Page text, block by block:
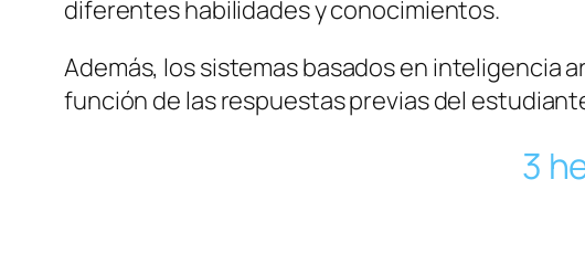
diferentes habilidades y conocimientos.
Además, los sistemas basados en
función de las respuestas previas del
3